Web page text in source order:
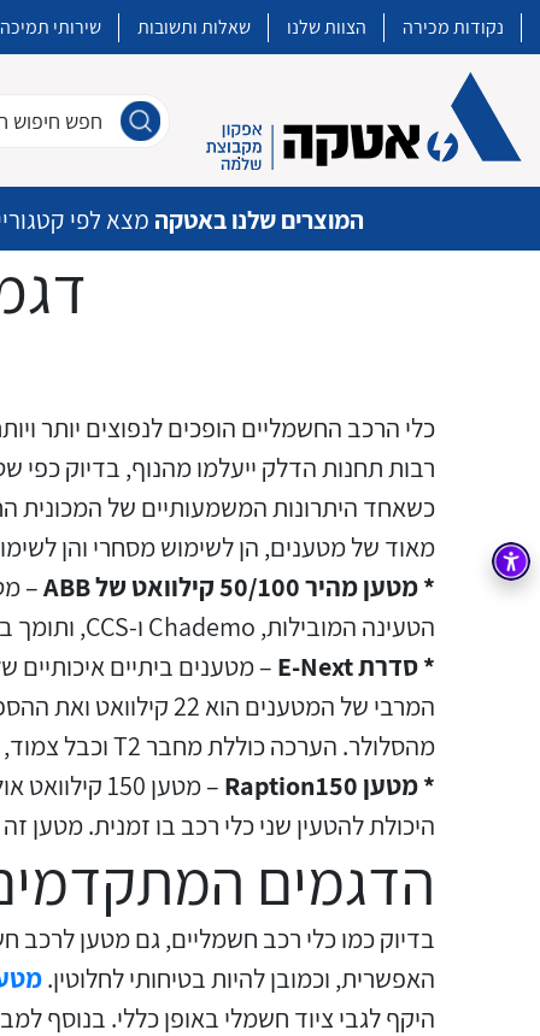
נקודות מכירה הצוות שלנו שאלות ותשובות שירותי תמיכה
חפש חיפוש
המוצרים שלנו באטקה מצא לפי
מיתוג, בקרה , ואינסטלציה חשמלית ופעילה ב7 תחומים:
חשמל מיתוג ואינסטלציה חשמלית
בקרה רובוטיקה ואוטומציה תעשייתית
קופסאות וארונות לחשמל, בקרה ואלקטרוניקה
פתרונות וציוד לסביבה נפיצה EX
מטענים לרכב חשמלי
פתרונות לתחום הסולארי
כלי הרכב החשמליים הופכים לנפוצים יותר
רבות תחנות הדלק ייעלמו מהנוף, בדיוק כפי
כשאחד היתרונות המשמעותיים של המכונית
מאוד של מטענים, הן לשימוש מסחרי והן
* מטען מהיר 50/100 קילוואט של
ABB
הטעינה המובילות, Chademo ו-CCS, ותומך בביצוע חיובים על בסיס פרוטוקול OCPP1.6J.
* סדרתE-Next
המרבי של המטענים
מהסלולר. הערכה כוללת מחבר T2 וכבל צמוד, או לחילופין כבל טעינה נפרד.
* מטען Raption150
– מטען
היכולת להטעין שני כלי רכב בו זמנית. מטען
הדגמים
בדיוק כמו כלי רכב חשמליים, גם מטען לרכב
האפשרית, וכמובן להיות בטיחותי לחלוטין.
היקף לגבי ציוד חשמלי באופן כללי. בנוסף